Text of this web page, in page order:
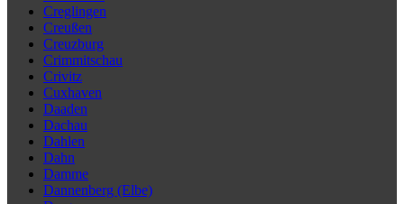
Creglingen
Creußen
Creuzburg
Crimmitschau
Crivitz
Cuxhaven
Daaden
Dachau
Dahlen
Dahn
Damme
Dannenberg (Elbe)